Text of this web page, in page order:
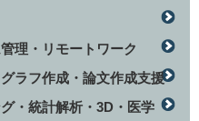
理・リモートワーク
ラフ作成・論文作成支援
・統計解析・3D・医学